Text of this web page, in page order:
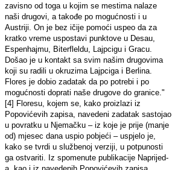
zavisno od toga u kojim se mestima nalaze
naši drugovi, a takođe po mogućnosti i u
Austriji. On je bez ičije pomoći uspeo da za
kratko vreme uspostavi punktove u Desau,
Espenhajmu, Biterfleldu, Lajpcigu i Gracu.
Došao je u kontakt sa svim našim drugovima
koji su radili u okruzima Lajpciga i Berlina.
Flores je dobio zadatak da po potrebi i po
mogućnosti doprati naše drugove do granice."
[4] Floresu, kojem se, kako proizlazi iz
Popovićevih zapisa, navedeni zadatak sastojao
u povratku u Njemačku – iz koje je prije (manje
od) mjesec dana uspio pobjeći – uspjelo je,
kako se tvrdi u službenoj verziji, u potpunosti
ga ostvariti. Iz spomenute publikacije Naprijed-